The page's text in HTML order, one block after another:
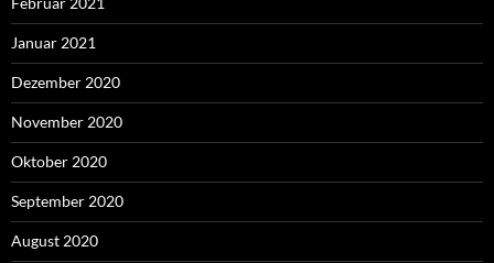
Januar 2021
Dezember 2020
November 2020
Oktober 2020
September 2020
August 2020